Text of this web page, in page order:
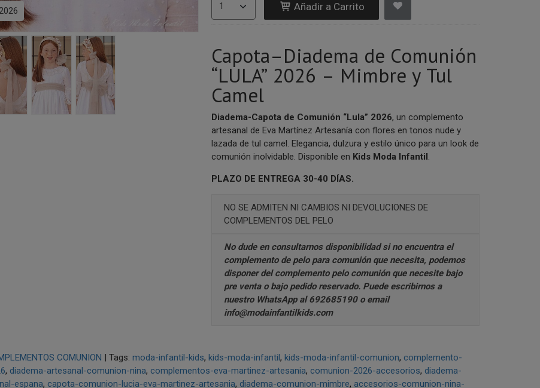
Añadir a Carrito
Capota–Diadema de Comunión
“LULA” 2026 – Mimbre y Tul
Camel
Diadema-Capota de Comunión “Lula” 2026, un complemento
artesanal de Eva Martínez Artesanía con flores en tonos nude y
lazada de tul camel. Elegancia, dulzura y estilo único para un look de
comunión inolvidable. Disponible en Kids Moda Infantil.
PLAZO DE ENTREGA 30-40 DÍAS.
NO SE ADMITEN NI CAMBIOS NI DEVOLUCIONES DE
COMPLEMENTOS DEL PELO
No dude en consultarnos disponibilidad si no encuentra el
complemento de pelo para comunión que necesita, podemos
disponer del complemento pelo comunión que necesite bajo
pre venta o bajo pedido reservado. Puede escribirnos a
nuestro WhatsApp al 692685190o email
info@modainfantilkids.com
COMUNION | Tags: moda-infantil-kids kids-moda-infantil kids-moda-infantil-comunion complemento-
diadema-artesanal-comunion-nina complementos-eva-martinez-artesania comunion-2026-accesorios diadema-
espana capota-comunion-lucia-eva-martinez-artesania diadema-comunion-mimbre accesorios-comunion-nina-